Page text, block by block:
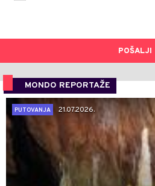
POŠALJI
MONDO REPORTAŽE
PUTOVANJA
21.07.2026.